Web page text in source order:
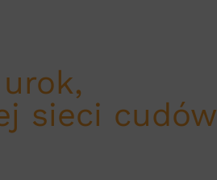
sieci cudów